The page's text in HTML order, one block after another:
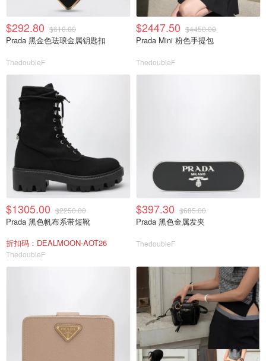
$292.80 $610.00
Prada 黑金色珐琅金属钥匙扣
ThedoubleF
$2447.50 $4450.00
Prada Mini 粉色手提包
ThedoubleF
$1305.00 $2250.00
Prada 黑色帆布系带短靴
折扣码：DEALMOON-AOT26
ThedoubleF
$397.30 $685.00
Prada 黑色金属发夹
ThedoubleF